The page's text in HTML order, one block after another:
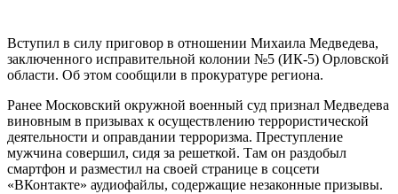
Вступил в силу приговор в отношении Михаила Медведева,
заключенного исправительной колонии №5 (ИК-5) Орловской
области. Об этом сообщили в прокуратуре региона.
Ранее Московский окружной военный суд признал Медведева
виновным в призывах к осуществлению террористической
деятельности и оправдании терроризма. Преступление
мужчина совершил, сидя за решеткой. Там он раздобыл
смартфон и разместил на своей странице в соцсети
«ВКонтакте» аудиофайлы, содержащие незаконные призывы.